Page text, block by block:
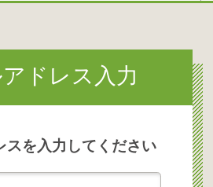
ドレス入力
スを入力してください